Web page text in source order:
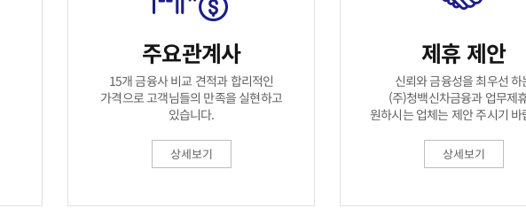
주요관계사
15개 금융사 비교 견적과 합리적인
가격으로 고객님들의 만족을 실현하고
있습니다.
상세보기
제휴 제안
신뢰와 금융성을 최우선 하
(주)청백신차금융과 업무제
원하시는 업체는 제안 주시기 바
상세보기